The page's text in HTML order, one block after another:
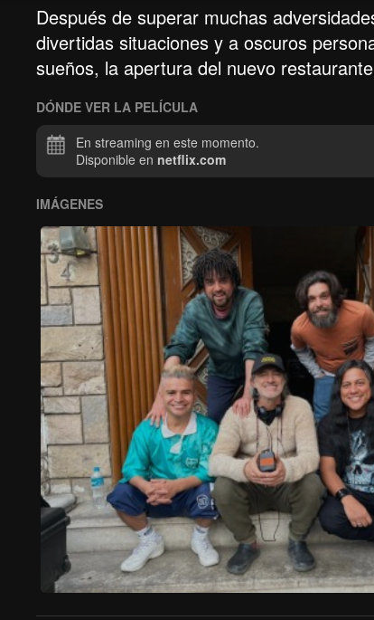
Después de superar muchas
divertidas situaciones y a oscuros
sueños, la apertura del nuevo
DÓNDE VER LA PELÍCULA
En streaming en este momento.
Disponible en netflix.com
IMÁGENES